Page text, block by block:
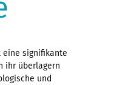
eine signifikante
ihr überlagern
und